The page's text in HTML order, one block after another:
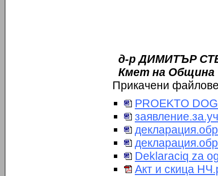
д-рДИМИТЪР
Кмет на Община
Прикачени
PROEKTO
Deklaraciq za
Акт и скица